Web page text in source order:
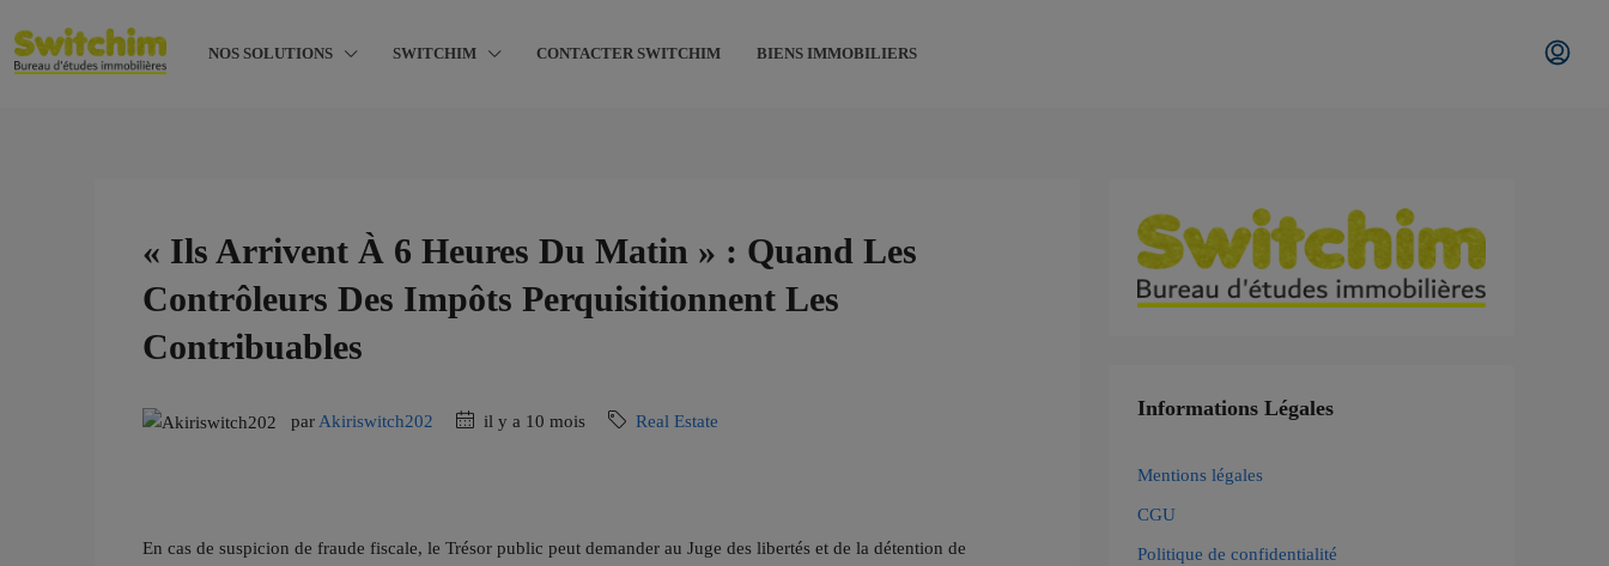
NOS SOLUTIONS SWITCHIM CONTACTER SWITCHIM BIENS IMMOBILIERS
« Ils Arrivent À 6 Heures Du Matin » : Quand Les
Contrôleurs Des Impôts Perquisitionnent Les
Contribuables
par Akiriswitch202 il y a 10 mois Real Estate
En cas de suspicion de fraude fiscale, le Trésor public peut demander au Juge des libertés et de la détention de
Informations Légales
Mentions légales
CGU
Politique de confidentialité